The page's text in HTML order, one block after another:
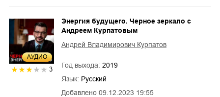
AУДИО
3
Добавлено 09.12.2023 19:55
Энергия будущего. Черное зеркало с
Андреем Курпатовым
Андрей Владимирович Курпатов
Год выхода: 2019
Язык: Русский